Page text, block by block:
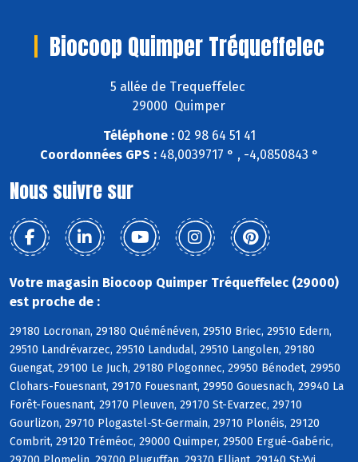
Biocoop Quimper Tréqueffelec
5 allée de Trequeffelec
29000 Quimper
Téléphone :02 98 64 51 41
Coordonnées GPS :48,0039717 ° , -4,0850843 °
Nous suivre sur
Votre magasin Biocoop Quimper Tréqueffelec (29000)
est proche de :
29180 Locronan, 29180 Quéménéven, 29510 Briec, 29510 Edern,
29510 Landrévarzec, 29510 Landudal, 29510 Langolen, 29180
Guengat, 29100 Le Juch, 29180 Plogonnec, 29950 Bénodet, 29950
Clohars-Fouesnant, 29170 Fouesnant, 29950 Gouesnach, 29940 La
Forêt-Fouesnant, 29170 Pleuven, 29170 St-Evarzec, 29710
Gourlizon, 29710 Plogastel-St-Germain, 29710 Plonéis, 29120
Combrit, 29120 Tréméoc, 29000 Quimper, 29500 Ergué-Gabéric,